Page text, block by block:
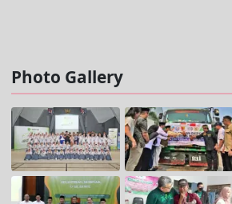
Photo Gallery